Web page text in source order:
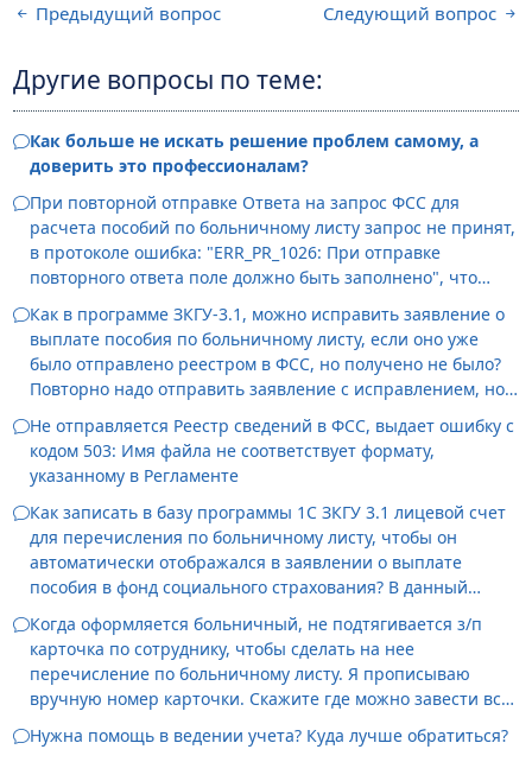
Предыдущий вопрос Следующий вопрос
Другие вопросы по теме:
Как больше не искать решение проблем самому, а
доверить это профессионалам?
При повторной отправке Ответа на запрос ФСС для
расчета пособий по больничному листу запрос не принят,
в протоколе ошибка: "ERR_PR_1026: При отправке
повторного ответа поле должно быть заполнено", что
Как в программе ЗКГУ-3.1, можно исправить заявление о
выплате пособия по больничному листу, если оно уже
было отправлено реестром в ФСС, но получено не было?
Повторно надо отправить заявление с исправлением, но
функции "редактировать", "отменить проведение" в этом
документе не активны.
Не отправляется Реестр сведений в ФСС, выдает ошибку с
кодом 503: Имя файла не соответствует формату,
указанному в Регламенте
Как записать в базу программы 1С ЗКГУ 3.1 лицевой счет
для перечисления по больничному листу, чтобы он
автоматически отображался в заявлении о выплате
пособия в фонд социального страхования? В данный
момент в строке счет получтеля автоматически
проставляется № зарплатной карточки- и у тех, на кого
впервые заполняется заявление, и у других, на которых
заявление заполнялось не в первый раз.
Когда оформляется больничный, не подтягивается з/п
карточка по сотруднику, чтобы сделать на нее
перечисление по больничному листу. Я прописываю
вручную номер карточки. Скажите где можно завести все
номера карточек, чтобы они подтягивались в больничные
листы?
Нужна помощь в ведении учета? Куда лучше обратиться?